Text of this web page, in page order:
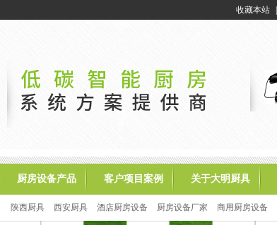
收藏本站
厨房设备产品 客户项目案例 关于大明厨具
陕西厨具 西安厨具 酒店厨房设备 厨房设备厂家 商用厨房设备